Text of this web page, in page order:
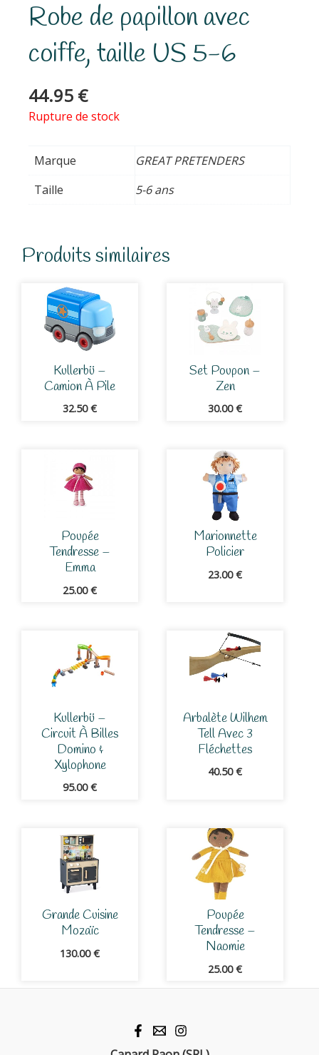
Robe de papillon avec
coiffe, taille US 5-6
44.95 €
Rupture de stock
Marque
GREAT PRETENDERS
Taille
5-6 ans
Produits similaires
Kullerbü –
Camion À Pile
32.50€
Set Poupon –
Zen
30.00€
Poupée
Tendresse –
Emma
25.00€
Marionnette
Policier
23.00€
Kullerbü –
Circuit À Billes
Domino &
Xylophone
95.00€
Arbalète Wilhem
Tell Avec 3
Fléchettes
40.50€
Grande Cuisine
Mozaïc
130.00€
Poupée
Tendresse –
Naomie
25.00€